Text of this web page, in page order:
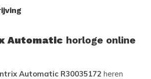
Automatic horloge online
Automatic R30035172 heren